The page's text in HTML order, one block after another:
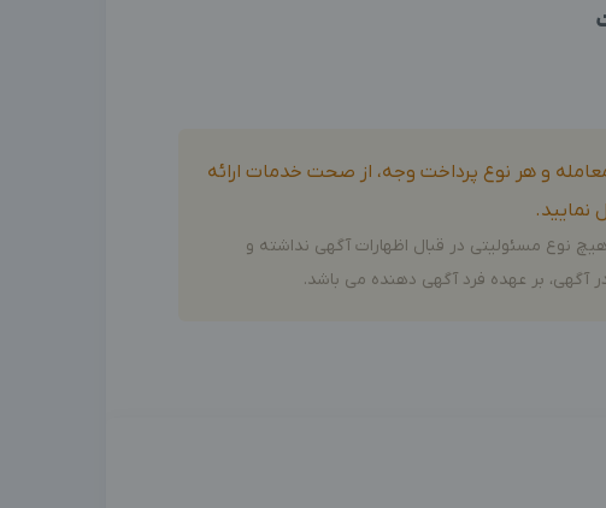
و هر نوع پرداخت وجه، از صحت خدمات ارائه
نمایید.
نوع مسئولیتی در قبال اظهارات آگهی نداشته و
آگهی، بر عهده فرد آگهی دهنده می باشد.